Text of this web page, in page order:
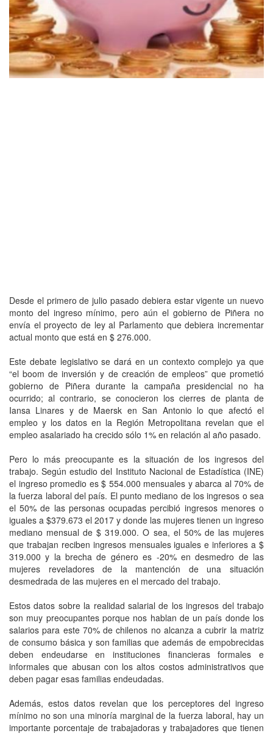
Desde el primero de julio pasado debiera estar vigente un nuevo
monto del ingreso mínimo, pero aún el gobierno de Piñera no
envía el proyecto de ley al Parlamento que debiera incrementar
actual monto que está en $ 276.000.
Este debate legislativo se dará en un contexto complejo ya que
“el boom de inversión y de creación de empleos” que prometió
gobierno de Piñera durante la campaña presidencial no ha
ocurrido; al contrario, se conocieron los cierres de planta de
Iansa Linares y de Maersk en San Antonio lo que afectó el
empleo y los datos en la Región Metropolitana revelan que el
empleo asalariado ha crecido sólo 1% en relación al año pasado.
Pero lo más preocupante es la situación de los ingresos del
trabajo. Según estudio del Instituto Nacional de Estadística (INE)
el ingreso promedio es $ 554.000 mensuales y abarca al 70% de
la fuerza laboral del país. El punto mediano de los ingresos o sea
el 50% de las personas ocupadas percibió ingresos menores o
iguales a $379.673 el 2017 y donde las mujeres tienen un ingreso
mediano mensual de $ 319.000. O sea, el 50% de las mujeres
que trabajan reciben ingresos mensuales iguales e inferiores a $
319.000 y la brecha de género es -20% en desmedro de las
mujeres reveladores de la mantención de una situación
desmedrada de las mujeres en el mercado del trabajo.
Estos datos sobre la realidad salarial de los ingresos del trabajo
son muy preocupantes porque nos hablan de un país donde los
salarios para este 70% de chilenos no alcanza a cubrir la matriz
de consumo básica y son familias que además de empobrecidas
deben endeudarse en instituciones financieras formales e
informales que abusan con los altos costos administrativos que
deben pagar esas familias endeudadas.
Además, estos datos revelan que los perceptores del ingreso
mínimo no son una minoría marginal de la fuerza laboral, hay un
importante porcentaje de trabajadoras y trabajadores que tienen